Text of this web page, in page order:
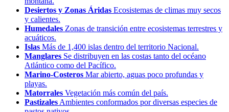
Desiertos y Zonas Áridas Ecosistemas de climas muy secos
y calientes.
Humedales Zonas de transición entre ecosistemas terrestres y
acuáticos.
Islas Más de 1,400 islas dentro del territorio Nacional.
Manglares Se distribuyen en las costas tanto del océano
Atlántico como del Pacífico.
Marino-Costeros Mar abierto, aguas poco profundas y
playas.
Matorrales Vegetación más común del país.
Pastizales Ambientes conformados por diversas especies de